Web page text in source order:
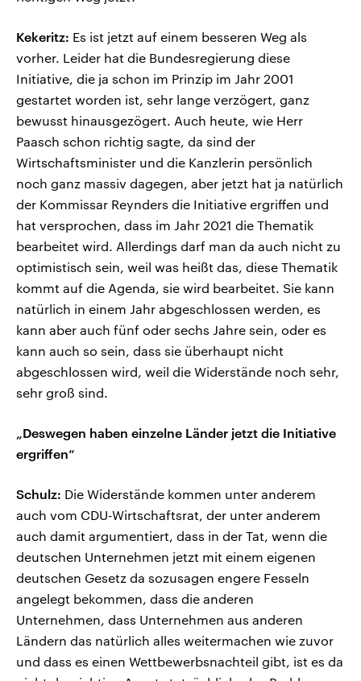
Kekeritz: Es ist jetzt auf einem besseren Weg als
vorher. Leider hat die Bundesregierung diese
Initiative, die ja schon im Prinzip im Jahr 2001
gestartet worden ist, sehr lange verzögert, ganz
bewusst hinausgezögert. Auch heute, wie Herr
Paasch schon richtig sagte, da sind der
Wirtschaftsminister und die Kanzlerin persönlich
noch ganz massiv dagegen, aber jetzt hat ja natürlich
der Kommissar Reynders die Initiative ergriffen und
hat versprochen, dass im Jahr 2021 die Thematik
bearbeitet wird. Allerdings darf man da auch nicht zu
optimistisch sein, weil was heißt das, diese Thematik
kommt auf die Agenda, sie wird bearbeitet. Sie kann
natürlich in einem Jahr abgeschlossen werden, es
kann aber auch fünf oder sechs Jahre sein, oder es
kann auch so sein, dass sie überhaupt nicht
abgeschlossen wird, weil die Widerstände noch sehr,
sehr groß sind.
„Deswegen haben einzelne Länder jetzt die Initiative
ergriffen“
Schulz: Die Widerstände kommen unter anderem
auch vom CDU-Wirtschaftsrat, der unter anderem
auch damit argumentiert, dass in der Tat, wenn die
deutschen Unternehmen jetzt mit einem eigenen
deutschen Gesetz da sozusagen engere Fesseln
angelegt bekommen, dass die anderen
Unternehmen, dass Unternehmen aus anderen
Ländern das natürlich alles weitermachen wie zuvor
und dass es einen Wettbewerbsnachteil gibt, ist es da